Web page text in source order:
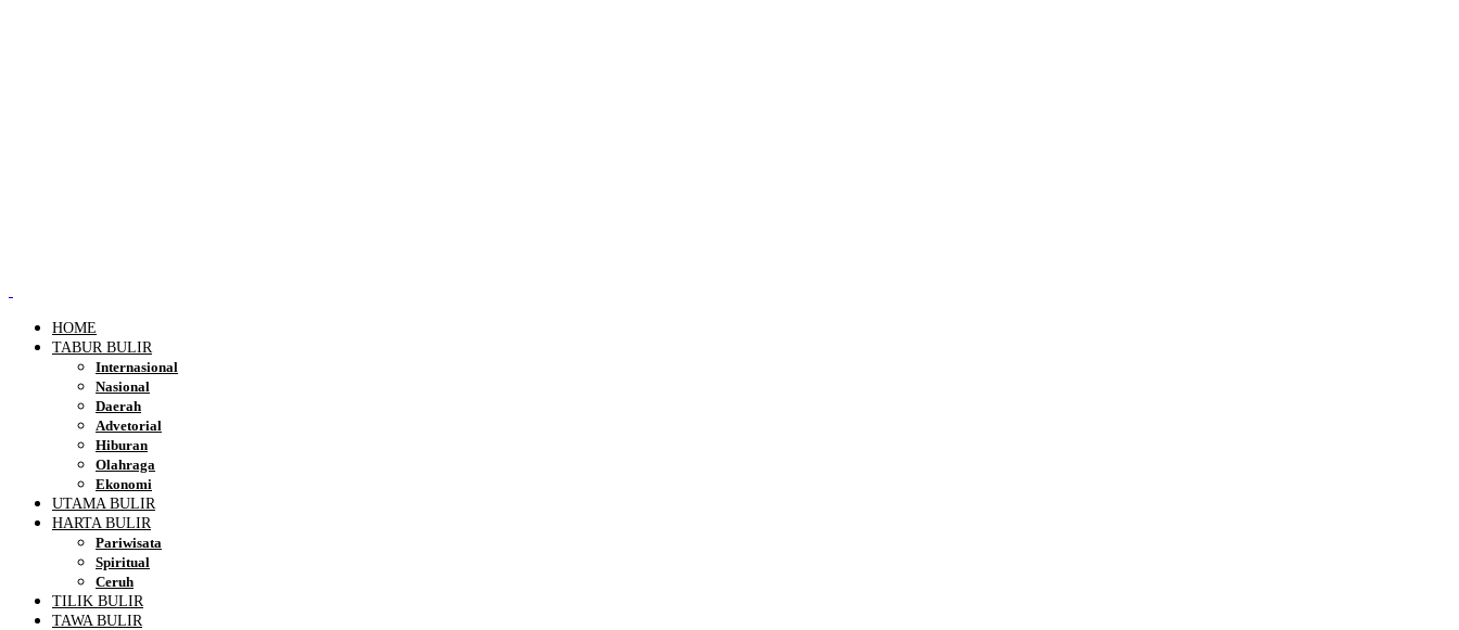
HOME
TABUR BULIR
Internasional
Nasional
Daerah
Advetorial
Hiburan
Olahraga
Ekonomi
UTAMA BULIR
HARTA BULIR
Pariwisata
Spiritual
Ceruh
TILIK BULIR
TAWA BULIR